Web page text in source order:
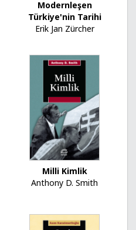
Modernleşen
Türkiye'nin Tarihi
Erik Jan Zürcher
Milli Kimlik
Anthony D. Smith